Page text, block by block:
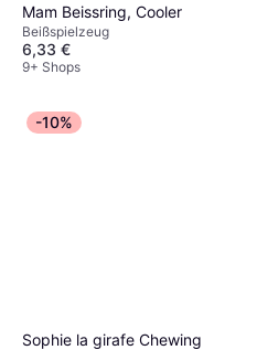
Mam Beissring, Cooler
Beißspielzeug
6,33 €
9+ Shops
-10%
Sophie la girafe Chewing